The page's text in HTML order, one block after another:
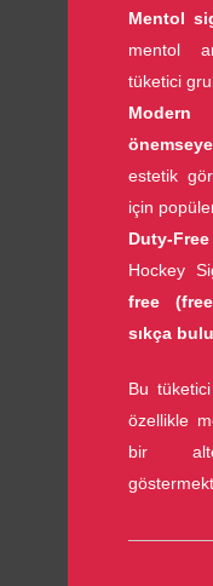
Mentol
mentol
tüketici
estetik
için
Duty-
Hockey
free
sıkça
Bu
özellikle
bir